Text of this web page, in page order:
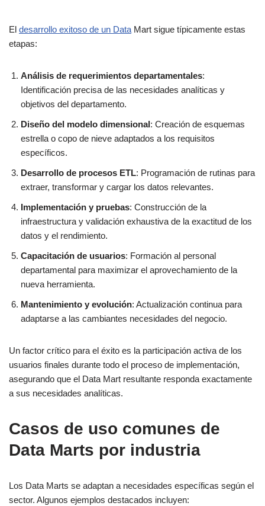
El desarrollo exitoso de un Data Mart sigue típicamente estas
etapas:
Análisis de requerimientos departamentales:
Identificación precisa de las necesidades analíticas y
objetivos del departamento.
Diseño del modelo dimensional: Creación de esquemas
estrella o copo de nieve adaptados a los requisitos
específicos.
Desarrollo de procesos ETL: Programación de rutinas para
extraer, transformar y cargar los datos relevantes.
Implementación y pruebas: Construcción de la
infraestructura y validación exhaustiva de la exactitud de los
datos y el rendimiento.
Capacitación de usuarios: Formación al personal
departamental para maximizar el aprovechamiento de la
nueva herramienta.
Mantenimiento y evolución: Actualización continua para
adaptarse a las cambiantes necesidades del negocio.
Un factor crítico para el éxito es la participación activa de los
usuarios finales durante todo el proceso de implementación,
asegurando que el Data Mart resultante responda exactamente
a sus necesidades analíticas.
Casos de uso comunes de
Data Marts por industria
Los Data Marts se adaptan a necesidades específicas según el
sector. Algunos ejemplos destacados incluyen: